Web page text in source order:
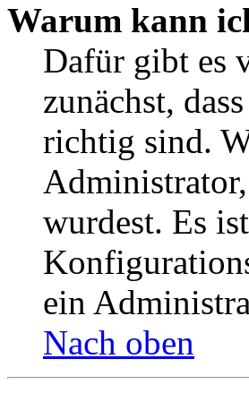
Warum kann
Dafür gibt es
zunächst,
richtig sind.
wurdest. Es
ein
Nach oben